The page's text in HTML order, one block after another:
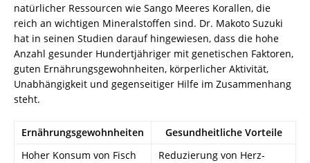
natürlicher Ressourcen wie Sango Meeres Korallen, die
reich an wichtigen Mineralstoffen sind. Dr. Makoto Suzuki
hat in seinen Studien darauf hingewiesen, dass die hohe
Anzahl gesunder Hundertjähriger mit genetischen Faktoren,
guten Ernährungsgewohnheiten, körperlicher Aktivität,
Unabhängigkeit und gegenseitiger Hilfe im Zusammenhang
steht.
Ernährungsgewohnheiten
Gesundheitliche Vorteile
Hoher Konsum von Fisch
Reduzierung von Herz-